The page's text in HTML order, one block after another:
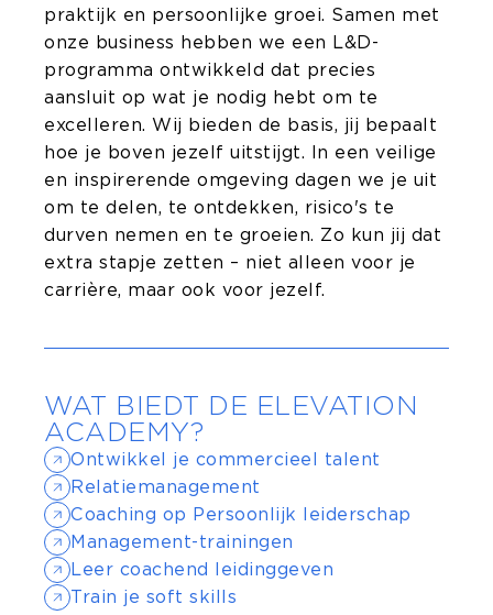
praktijk en persoonlijke groei. Samen met
onze business hebben we een L&D-
programma ontwikkeld dat precies
aansluit op wat je nodig hebt om te
excelleren. Wij bieden de basis, jij bepaalt
hoe je boven jezelf uitstijgt. In een veilige
en inspirerende omgeving dagen we je uit
om te delen, te ontdekken, risico's te
durven nemen en te groeien. Zo kun jij dat
extra stapje zetten – niet alleen voor je
carrière, maar ook voor jezelf.
WAT BIEDT DE ELEVATION
ACADEMY?
Ontwikkel je commercieel talent
Relatiemanagement
Coaching op Persoonlijk leiderschap
Management-trainingen
Leer coachend leidinggeven
Train je soft skills